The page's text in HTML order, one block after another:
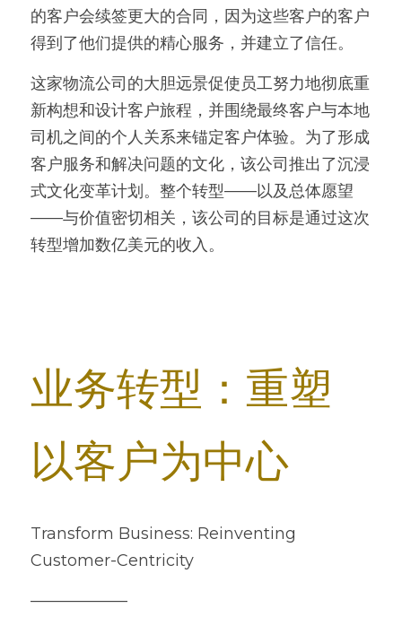
的客户会续签更大的合同，因为这些客户的客户
得到了他们提供的精心服务，并建立了信任。
这家物流公司的大胆远景促使员工努力地彻底重
新构想和设计客户旅程，并围绕最终客户与本地
司机之间的个人关系来锚定客户体验。为了形成
客户服务和解决问题的文化，该公司推出了沉浸
式文化变革计划。整个转型——以及总体愿望
——与价值密切相关，该公司的目标是通过这次
转型增加数亿美元的收入。
业务转型：重塑
以客户为中心
Transform Business: Reinventing
Customer-Centricity
——————